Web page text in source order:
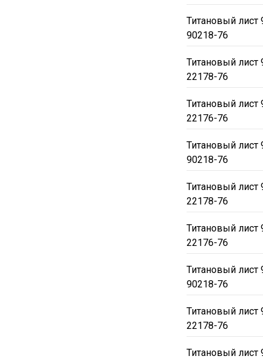
Титановый
90218-76
Титановый
22178-76
Титановый
22176-76
Титановый
90218-76
Титановый
22178-76
Титановый
22176-76
Титановый
90218-76
Титановый
22178-76
Титановый